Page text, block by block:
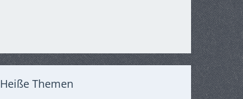
Heiße Themen